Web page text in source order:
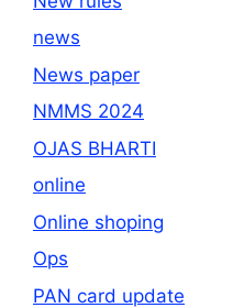
news
News paper
NMMS 2024
OJAS BHARTI
online
Online shoping
Ops
PAN card update